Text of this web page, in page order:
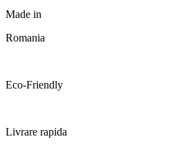
Made in
Romania
Eco-Friendly
Livrare rapida